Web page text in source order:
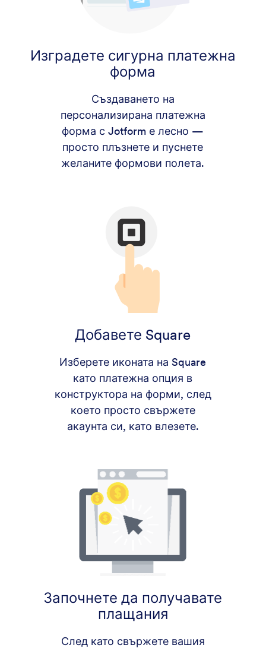
Изградете сигурна платежна
форма
Създаването на
персонализирана платежна
форма с Jotform е лесно —
просто плъзнете и пуснете
желаните формови полета.
Добавете Square
Изберете иконата на Square
като платежна опция в
конструктора на форми, след
което просто свържете
акаунта си, като влезете.
Започнете да получавате
плащания
След като свържете вашия